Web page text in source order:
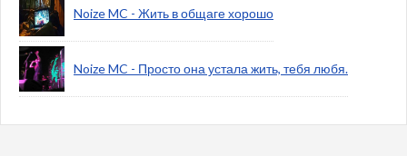
Noize MC - Жить в общаге хорошо
Noize MC - Просто она устала жить, тебя любя.